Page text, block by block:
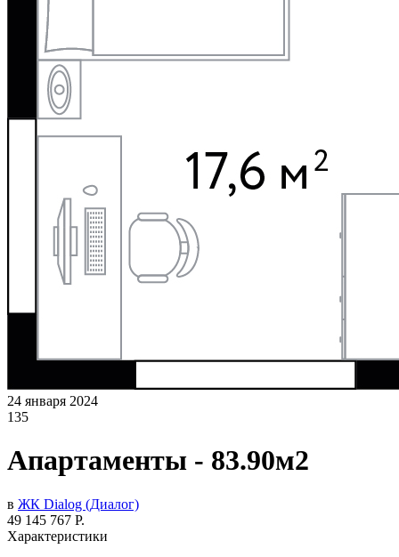
24 января 2024
135
Апартаменты - 83.90м2
в ЖК Dialog (Диалог)
49 145 767 Р.
Характеристики